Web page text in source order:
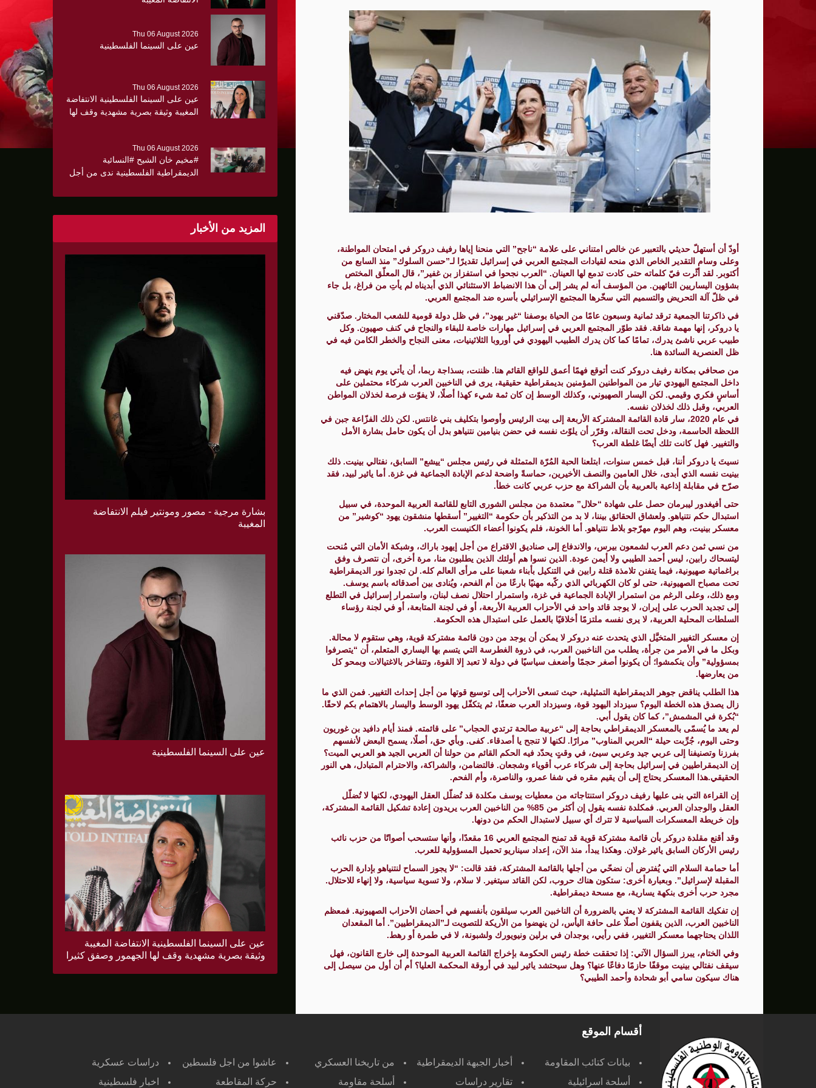
ترامب: يحذر من سيطرة الديمقراطيين على الكونغرس..ويرغب في اتفاق مع إيران
حماية الصحافيين تكرّم الصحافية كريستينا عاصي التي أصيبت بقصف إسرائيلي
فانس يؤكد وجود اختلافات في الرأي مع نتنياهو..,المفاوضات مع إيران "معقدة"
إيران تهدد بمهاجمة دول الخليج إذا تعرضت لهجمات أمريكية جديدة
ن.تايمز: مشرعون أمريكيون يسعون لشراكة عسكرية مع إسرائيل
الدفاع الروسية: ضربنا سفينتين محملتين بشحنات عسكرية قبالة سواحل أوديسا
التماس للسماح لطبيب مستقل بفحص حسام أبو صفية
جيش الاحتلال يعلن مقتل جنديين وإصابة 4 جنوب لبنان
"وول ستريت" ترتفع بدعم آمال التهدئة في الشرق الأوسط
سنتكوم: إعادة توجيه 48 سفينة تجارية ضمن حصار إيران
زامير: أضعفنا حماس بشكل كبير وغيّرنا الوضع الأمنيّ وعملياتنا الاستباقية مستمرة
الوفد الأمريكي يطلب تعليق المفاوضات الثلاثية لإجراء مشاورات خاصة
بشارة مرجية - مصور ومونتير فيلم الانتفاضة المغيبة
أودّ أن أستهلّ حديثي بالتعبير عن خالص امتناني على علامة “ناجح” التي منحنا إياها رفيف دروكر في امتحان المواطنة،
وعلى وسام التقدير الخاص الذي منحه لقيادات المجتمع العربي في إسرائيل تقديرًا لـ”حسن السلوك” منذ السابع من
أكتوبر. لقد أثّرت فيّ كلماته حتى كادت تدمع لها العينان. “العرب نجحوا في استفزاز بن غفير”، قال المعلّق المختص
بشؤون اليساريين التائهين. من المؤسف أنه لم يشر إلى أن هذا الانضباط الاستثنائي الذي أبديناه لم يأتِ من فراغ، بل جاء
في ظلّ آلة التحريض والتسميم التي سخّرها المجتمع الإسرائيلي بأسره ضد المجتمع العربي.
في ذاكرتنا الجمعية ترقد ثمانية وسبعون عامًا من الحياة بوصفنا “غير يهود”، في ظل دولة قومية للشعب المختار. صدّقني
يا دروكر، إنها مهمة شاقة. فقد طوّر المجتمع العربي في إسرائيل مهارات خاصة للبقاء والنجاح في كنف صهيون. وكل
طبيب عربي ناشئ يدرك، تمامًا كما كان يدرك الطبيب اليهودي في أوروبا الثلاثينيات، معنى النجاح والخطر الكامن فيه في
ظل العنصرية السائدة هنا.
من صحافي بمكانة رفيف دروكر كنت أتوقع فهمًا أعمق للواقع القائم هنا. ظننت، بسذاجة ربما، أن يأتي يوم ينهض فيه
داخل المجتمع اليهودي تيار من المواطنين المؤمنين بديمقراطية حقيقية، يرى في الناخبين العرب شركاء محتملين على
أساسٍ فكري وقيمي. لكن اليسار الصهيوني، وكذلك الوسط إن كان ثمة شيء كهذا أصلًا، لا يفوّت فرصة لخذلان المواطن
العربي، وقبل ذلك لخذلان نفسه.
في عام 2020، سار قادة القائمة المشتركة الأربعة إلى بيت الرئيس وأوصوا بتكليف بني غانتس. لكن ذلك الفزّاعة جبن في
اللحظة الحاسمة، ودخل تحت النقالة، وقرّر أن يلوّث نفسه في حضن بنيامين نتنياهو بدل أن يكون حامل بشارة الأمل
والتغيير. فهل كانت تلك أيضًا غلطة العرب؟
نسيتَ يا دروكر أننا، قبل خمس سنوات، ابتلعنا الحبة المُرّة المتمثلة في رئيس مجلس “ييشع” السابق، نفتالي بينيت. ذلك
بينيت نفسه الذي أبدى، خلال العامين والنصف الأخيرين، حماسةً واضحة لدعم الإبادة الجماعية في غزة. أما يائير لبيد، فقد
صرّح في مقابلة إذاعية بالعربية بأن الشراكة مع حزب عربي كانت خطأ.
حتى أفيغدور ليبرمان حصل على شهادة “حلال” معتمدة من مجلس الشورى التابع للقائمة العربية الموحدة، في سبيل
استبدال حكم نتنياهو. ولعشاق الحقائق بيننا، لا بد من التذكير بأن حكومة “التغيير” أسقطها منشقون يهود “كوشير” من
معسكر بينيت، وهم اليوم مهرّجو بلاط نتنياهو. أما الخونة، فلم يكونوا أعضاء الكنيست العرب.
من نسي ثمن دعم العرب لشمعون بيرس، والاندفاع إلى صناديق الاقتراع من أجل إيهود باراك، وشبكة الأمان التي مُنحت
ليتسحاك رابين، ليس أحمد الطيبي ولا أيمن عودة. الذين نسوا هم أولئك الذين يطلبون منا، مرة أخرى، أن نتصرف وفق
براغماتية صهيونية، فيما يتفنن تلامذة قتلة رابين في التنكيل بأبناء شعبنا على مرأى العالم كله. لن تجدوا نور الديمقراطية
تحت مصباح الصهيونية، حتى لو كان الكهربائي الذي ركّبه مهنيًا بارعًا من أم الفحم، ويُنادى بين أصدقائه باسم يوسف.
ومع ذلك، وعلى الرغم من استمرار الإبادة الجماعية في غزة، واستمرار احتلال نصف لبنان، واستمرار إسرائيل في التطلع
إلى تجديد الحرب على إيران، لا يوجد قائد واحد في الأحزاب العربية الأربعة، أو في لجنة المتابعة، أو في لجنة رؤساء
السلطات المحلية العربية، لا يرى نفسه ملتزمًا أخلاقيًا بالعمل على استبدال هذه الحكومة.
إن معسكر التغيير المتخيَّل الذي يتحدث عنه دروكر لا يمكن أن يوجد من دون قائمة مشتركة قوية، وهي ستقوم لا محالة.
وبكل ما في الأمر من جرأة، يطلب من الناخبين العرب، في ذروة الغطرسة التي يتسم بها اليساري المتعلم، أن “يتصرفوا
بمسؤولية” وأن ينكمشوا؛ أن يكونوا أصغر حجمًا وأضعف سياسيًا في دولة لا تعبد إلا القوة، وتتفاخر بالاغتيالات وبمحو كل
من يعارضها.
هذا الطلب يناقض جوهر الديمقراطية التمثيلية، حيث تسعى الأحزاب إلى توسيع قوتها من أجل إحداث التغيير. فمن الذي ما
زال يصدق هذه الخطة اليوم؟ سيزداد اليهود قوة، وسيزداد العرب ضعفًا، ثم يتكفّل يهود الوسط واليسار بالاهتمام بكم لاحقًا.
“بُكرة في المشمش”، كما كان يقول أبي.
لم يعد ما يُسمّى بالمعسكر الديمقراطي بحاجة إلى “عربية صالحة ترتدي الحجاب” على قائمته. فمنذ أيام دافيد بن غوريون
وحتى اليوم، جُرِّبت حيلة “العربي المناوب” مرارًا. لكنها لا تنجح يا أصدقاء. كفى. وبأي حق، أصلًا، يسمح البعض لأنفسهم
بفرزنا وتصنيفنا إلى عربي جيد وعربي سيئ، في وقتٍ يحدّد فيه الحكم القائم من حولنا أن العربي الجيد هو العربي الميت؟
إن الديمقراطيين في إسرائيل بحاجة إلى شركاء عرب أقوياء وشجعان. فالتضامن، والشراكة، والاحترام المتبادل، هي النور
الحقيقي.هذا المعسكر يحتاج إلى أن يقيم مقره في شفا عمرو، والناصرة، وأم الفحم.
إن القراءة التي بنى عليها رفيف دروكر استنتاجاته من معطيات يوسف مكلدة قد تُضلّل العقل اليهودي، لكنها لا تُضلّل
العقل والوجدان العربي. فمكلدة نفسه يقول إن أكثر من 85% من الناخبين العرب يريدون إعادة تشكيل القائمة المشتركة،
وإن خريطة المعسكرات السياسية لا تترك أي سبيل لاستبدال الحكم من دونها.
وقد أقنع مقلدة دروكر بأن قائمة مشتركة قوية قد تمنح المجتمع العربي 16 مقعدًا، وأنها ستسحب أصواتًا من حزب نائب
رئيس الأركان السابق يائير غولان. وهكذا يبدأ، منذ الآن، إعداد سيناريو تحميل المسؤولية للعرب.
أما حمامة السلام التي يُفترض أن نضحّي من أجلها بالقائمة المشتركة، فقد قالت: “لا يجوز السماح لنتنياهو بإدارة الحرب
المقبلة لإسرائيل”. وبعبارة أخرى: ستكون هناك حروب، لكن القائد سيتغير. لا سلام، ولا تسوية سياسية، ولا إنهاء للاحتلال.
مجرد حرب أخرى بنكهة يسارية، مع مسحة ديمقراطية.
إن تفكيك القائمة المشتركة لا يعني بالضرورة أن الناخبين العرب سيلقون بأنفسهم في أحضان الأحزاب الصهيونية. فمعظم
الناخبين العرب، الذين يقفون أصلًا على حافة اليأس، لن ينهضوا من الأريكة للتصويت لـ”الديمقراطيين”. أما المقعدان
اللذان يحتاجهما معسكر التغيير، ففي رأيي، يوجدان في برلين ونيويورك ولشبونة، لا في طمرة أو رهط.
وفي الختام، يبرز السؤال الآتي: إذا تحققت خطة رئيس الحكومة بإخراج القائمة العربية الموحدة إلى خارج القانون، فهل
سيقف نفتالي بينيت موقفًا حازمًا دفاعًا عنها؟ وهل سيحتشد يائير لبيد في أروقة المحكمة العليا؟ أم أن أول من سيصل إلى
هناك سيكون سامي أبو شحادة وأحمد الطيبي؟
Thu 06 August 2026
عين على السينما الفلسطينية
Thu 06 August 2026
عين على السينما الفلسطينية الانتفاضة
المغيبة وثيقة بصرية مشهدية وقف لها
Thu 06 August 2026
#مخيم خان الشيح #النسائية
الديمقراطية الفلسطينية ندى من أجل
صحية عن ألتهاب الكبد وتوزّع
المزيد من الأخبار
بشارة مرجية - مصور ومونتير فيلم الانتفاضة
المغيبة
عين على السينما الفلسطينية
عين على السينما الفلسطينية الانتفاضة المغيبة
وثيقة بصرية مشهدية وقف لها الجهمور وصفق كثيرا
أقسام الموقع
بيانات كتائب المقاومة أخبار الجبهة الديمقراطية من تاريخنا العسكري عاشوا من اجل فلسطين
دراسات عسكرية
أسلحة اسرائيلية
تقارير دراسات أسلحة مقاومة حركة المقاطعة اخبار فلسطينية